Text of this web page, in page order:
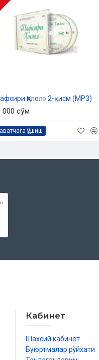
Ҳилол» 2-қисм (MP3)
000 сўм
қўшиш
қисм (MP3)
Кабинет
Шахсий кабинет
Буюртмалар рўйхати